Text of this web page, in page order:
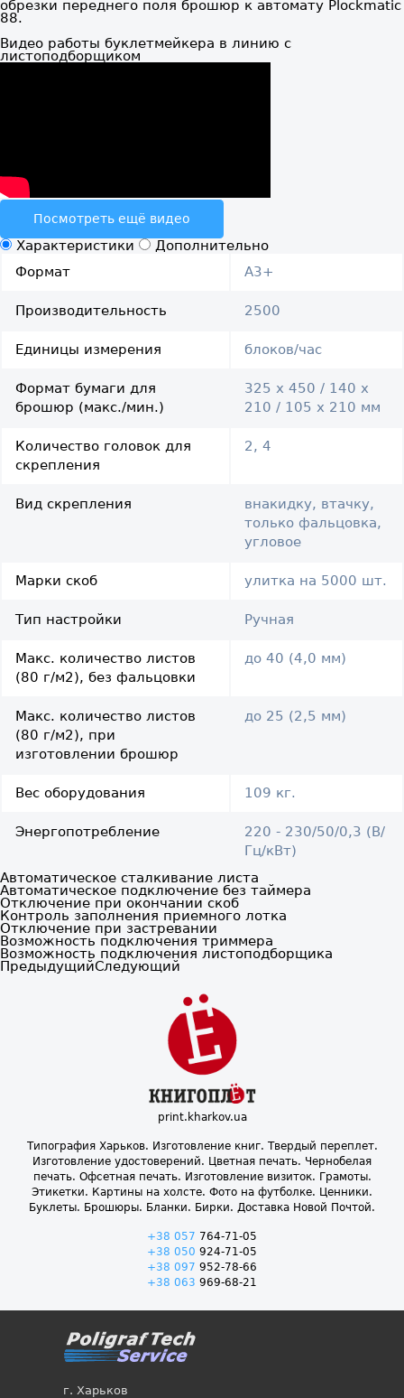
обрезки переднего поля брошюр к автомату Plockmatic
88.
Видео работы буклетмейкера в линию с
листоподборщиком
Посмотреть ещё видео
Характеристики
Дополнительно
Формат
A3+
Производительность 2500
Единицы измерения блоков/час
Формат бумаги для
брошюр (макс./мин.)
325 х 450 / 140 х
210 / 105 х 210 мм
Количество головок для
скрепления
2, 4
Вид скрепления
внакидку, втачку,
только фальцовка,
угловое
Марки скоб улитка на 5000 шт.
Тип настройки Ручная
Макс. количество листов
(80 г/м2), без фальцовки
до 40 (4,0 мм)
Макс. количество листов
(80 г/м2), при
изготовлении брошюр
до 25 (2,5 мм)
Вес оборудования 109 кг.
Энергопотребление
220 - 230/50/0,3 (В/
Гц/кВт)
Автоматическое сталкивание листа
Автоматическое подключение без таймера
Отключение при окончании скоб
Контроль заполнения приемного лотка
Отключение при застревании
Возможность подключения триммера
Возможность подключения листоподборщика
ПредыдущийСледующий
print.kharkov.ua
Типография Харьков. Изготовление книг. Твердый переплет.
Изготовление удостоверений. Цветная печать. Чернобелая
печать. Офсетная печать. Изготовление визиток. Грамоты.
Этикетки. Картины на холсте. Фото на футболке. Ценники.
Буклеты. Брошюры. Бланки. Бирки. Доставка Новой Почтой.
+38 057 764-71-05
+38 050 924-71-05
+38 097 952-78-66
+38 063 969-68-21
г. Харьков